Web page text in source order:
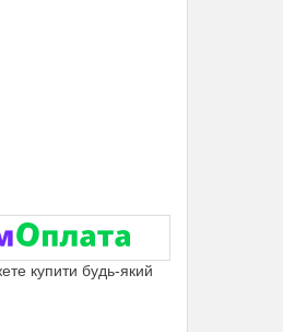
купити будь-який